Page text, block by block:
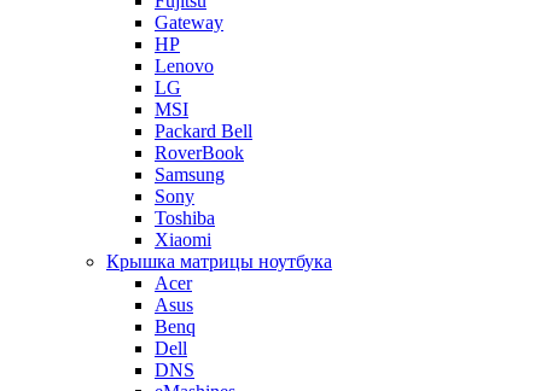
Gateway
HP
Lenovo
LG
MSI
Packard Bell
RoverBook
Samsung
Sony
Toshiba
Xiaomi
Крышка матрицы ноутбука
Acer
Asus
Benq
Dell
DNS